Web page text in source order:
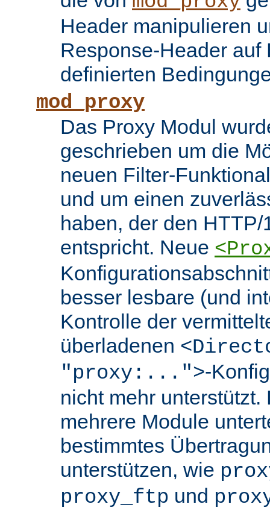
Header manipulieren
Response-Header auf
definierten
mod_proxy
Das Proxy Modul
geschrieben um die
neuen Filter-
und um einen
haben, der den
entspricht. Neue
besser lesbare (und
Kontrolle der
überladenen
"proxy:...">-
nicht mehr
mehrere Module
bestimmtes
unterstützen, wie
proxy_ftp und